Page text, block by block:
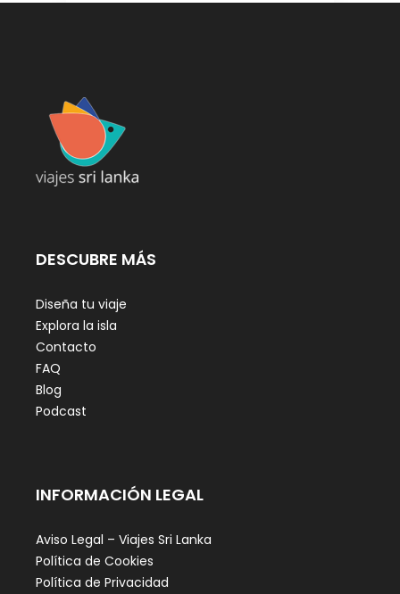
DESCUBRE MÁS
Diseña tu viaje
Explora la isla
Contacto
FAQ
Blog
Podcast
INFORMACIÓN LEGAL
Aviso Legal – Viajes Sri Lanka
Política de Cookies
Política de Privacidad